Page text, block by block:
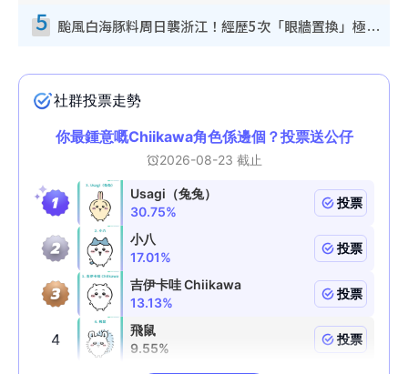
5 颱風白海豚料周日襲浙江！經歷5次「眼牆置換」極罕見 成登陸內地最長途颱風